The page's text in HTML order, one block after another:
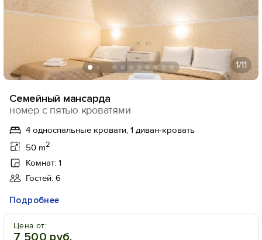
1/11
Семейный мансарда
номер с пятью кроватями
4 односпальные кровати, 1 диван-кровать
50 m2
Комнат: 1
Гостей: 6
Подробнее
Цена от:
7 500 руб.